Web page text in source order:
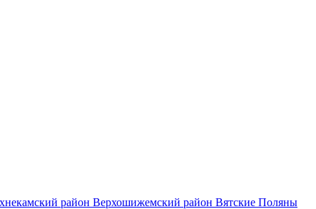
район Верхошижемский район Вятские Поляны